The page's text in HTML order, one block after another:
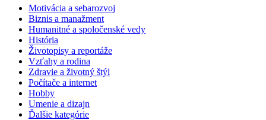
Motivácia a sebarozvoj
Biznis a manažment
Humanitné a spoločenské vedy
História
Životopisy a reportáže
Vzťahy a rodina
Zdravie a životný štýl
Počítače a internet
Hobby
Umenie a dizajn
Ďalšie kategórie